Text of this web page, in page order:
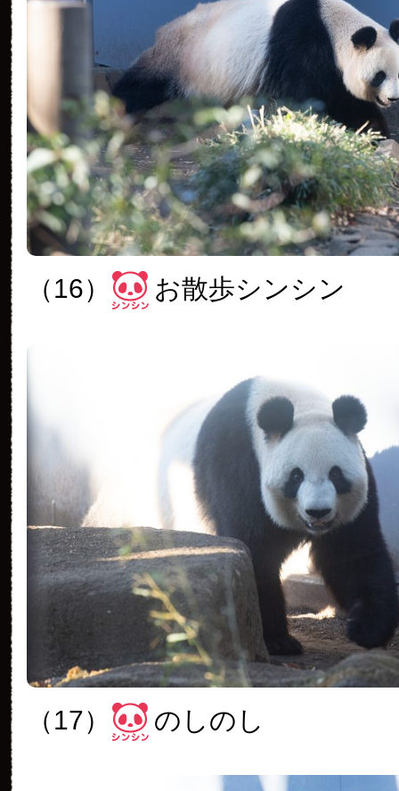
（16） お散歩シンシン
（17） のしのし